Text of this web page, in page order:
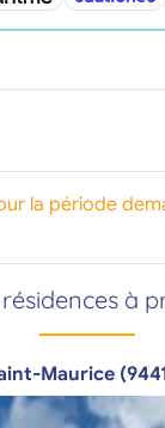
la période
à
Maurice